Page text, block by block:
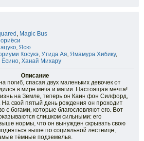
, Magic Bus
, Ясю
Косукэ, Утида Ая, Ямамура Хибику,
Ёсино, Ханай Михару
Описание
погиб, спасая двух маленьких девочек от
в мире меча и магии. Настоящая мечта!
на Земле, теперь он Каин фон Силфорд,
свой пятый день рождения он проходит
с богами, которые благословляют его. Вот
слишком сильными: его
нормы, что он вынужден скрывать свою
выше по социальной лестнице,
тёмные подземелья.